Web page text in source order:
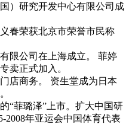
研究开发中心有限公司成
荣获北京市荣誉市民称
公司在上海成立。 菲婷
卖正式加入。
商务。 资生堂成为日本
菲璐泽”上市。扩大中国研
2008年亚运会中国体育代表